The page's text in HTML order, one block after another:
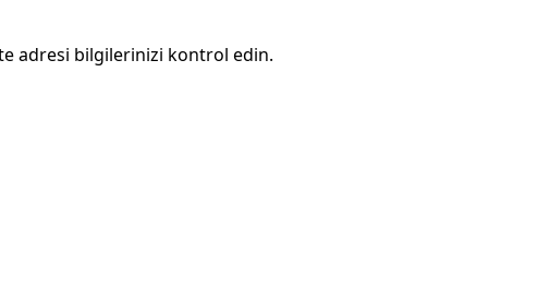
adresi bilgilerinizi kontrol edin.